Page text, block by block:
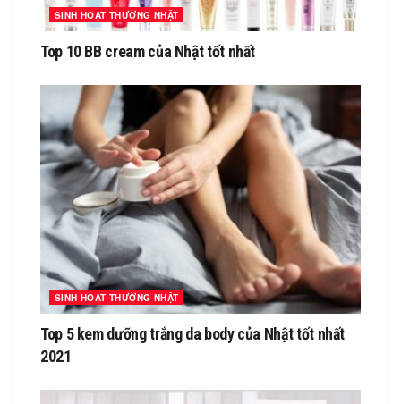
SINH HOẠT THƯỜNG NHẬT
Top 10 BB cream của Nhật tốt nhất
SINH HOẠT THƯỜNG NHẬT
Top 5 kem dưỡng trắng da body của Nhật tốt nhất
2021